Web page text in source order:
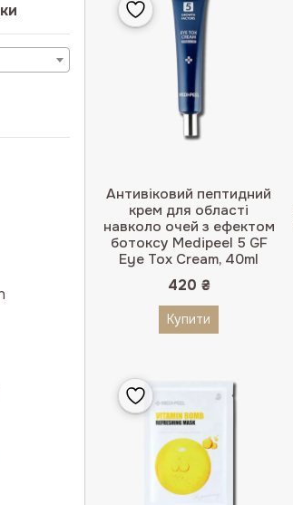
Антивіковий пептидний
крем для області
навколо очей з ефектом
ботоксу Medipeel 5 GF
Eye Tox Cream, 40ml
420 ₴
Купити